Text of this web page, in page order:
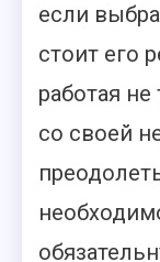
если
стоит его
работая
со своей